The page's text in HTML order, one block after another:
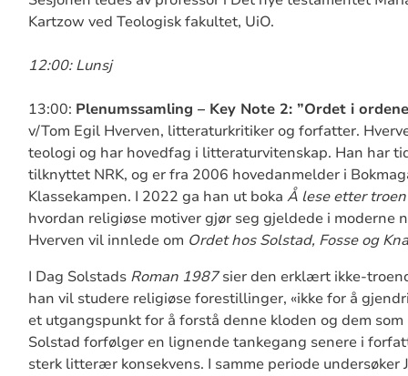
Kartzow ved Teologisk fakultet, UiO.
12:00: Lunsj
13:00: Plenumssamling – Key Note 2: ”Ordet i
v/Tom Egil Hverven, litteraturkritiker og forfatter.
teologi og har hovedfag i litteraturvitenskap. Han har
tilknyttet NRK, og er fra 2006 hovedanmelder i
Klassekampen. I 2022 ga han ut boka Å lese etter
hvordan religiøse motiver gjør seg gjeldede i moderne
Hverven vil innlede om Ordet hos Solstad, Fosse og
I Dag Solstads Roman 1987sier den erklært ikke-
han vil studere religiøse forestillinger, «ikke for å
et utgangspunkt for å forstå denne kloden og dem som
Solstad forfølger en lignende tankegang senere i
sterk litterær konsekvens. I samme periode undersøker